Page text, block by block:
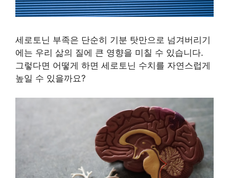
세로토닌 부족은 단순히 기분 탓만으로 넘겨버리기
에는 우리 삶의 질에 큰 영향을 미칠 수 있습니다.
그렇다면 어떻게 하면 세로토닌 수치를 자연스럽게
높일 수 있을까요?